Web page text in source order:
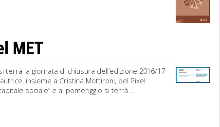
MET
terrà la giornata di chiusura dell’edizione 2016/17
insieme a Cristina Mottironi, del Pixel
sociale” e al pomeriggio si terrà ...